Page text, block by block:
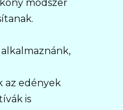
módszer
az edények
is